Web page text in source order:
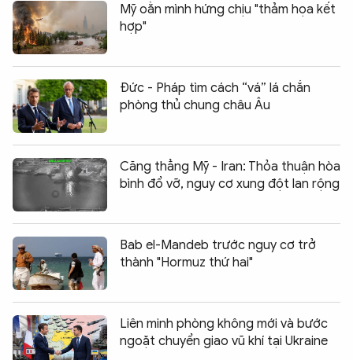
Mỹ oằn mình hứng chịu "thảm họa kết
hợp"
Đức - Pháp tìm cách “vá” lá chắn
phòng thủ chung châu Âu
Căng thẳng Mỹ - Iran: Thỏa thuận hòa
bình đổ vỡ, nguy cơ xung đột lan rộng
Bab el-Mandeb trước nguy cơ trở
thành "Hormuz thứ hai"
Liên minh phòng không mới và bước
ngoặt chuyển giao vũ khí tại Ukraine